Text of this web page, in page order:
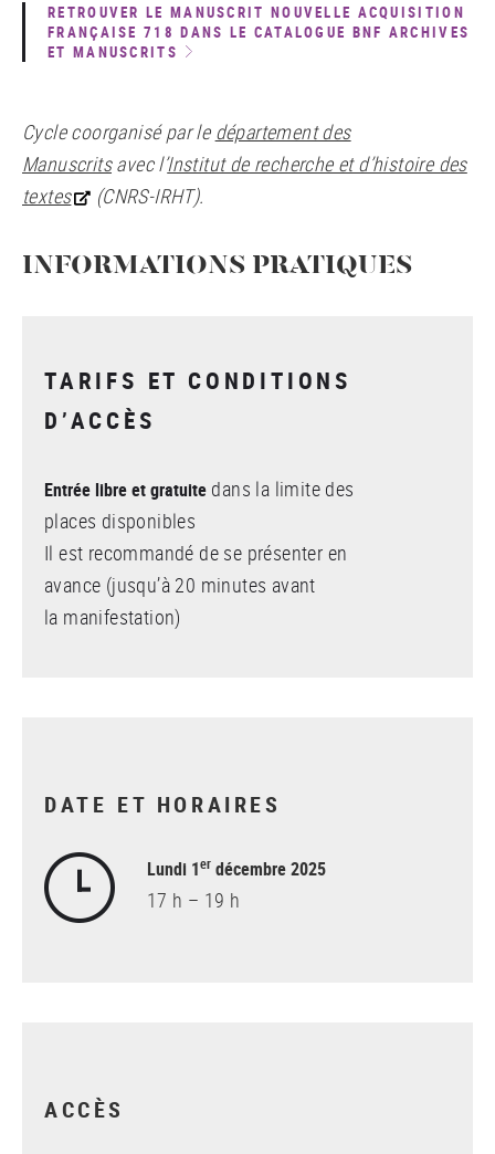
RETROUVER LE MANUSCRIT NOUVELLE ACQUISITION
FRANÇAISE 718 DANS LE CATALOGUE BNF ARCHIVES
ET MANUSCRITS
Cycle coorganisé par le département des
Manuscritsavec l’Institut de recherche et d’histoire des
textes
(CNRS-IRHT).
INFORMATIONS PRATIQUES
TARIFS ET CONDITIONS
D’ACCÈS
Entrée libre et gratuite dans la limite des
places disponibles
Il est recommandé de se présenter en
avance (jusqu’à 20 minutes avant
la manifestation)
DATE ET HORAIRES
Lundi 1er décembre 2025
17 h – 19 h
ACCÈS